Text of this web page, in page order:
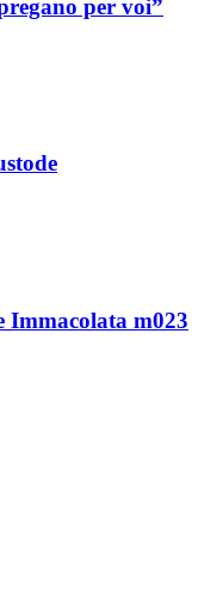
per voi”
Immacolata m023